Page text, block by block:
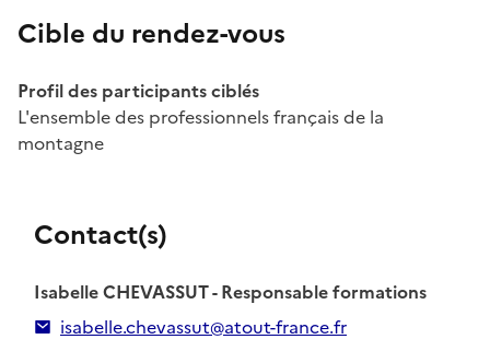
Cible du rendez-vous
Profil des participants ciblés
L'ensemble des professionnels français de la
montagne
Contact(s)
Isabelle CHEVASSUT - Responsable formations
isabelle.chevassut@atout-france.fr